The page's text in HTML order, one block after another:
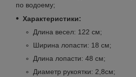
по водоему;
Характеристики:
Длина весел: 122 см;
Ширина лопасти: 18 см;
Длина лопасти: 48 см;
Диаметр рукоятки: 2,8см;